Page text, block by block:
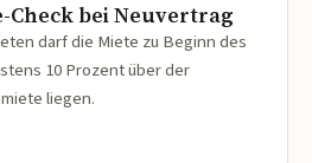
bei Neuvertrag
darf die Miete zu Beginn des
10 Prozent über der
liegen.